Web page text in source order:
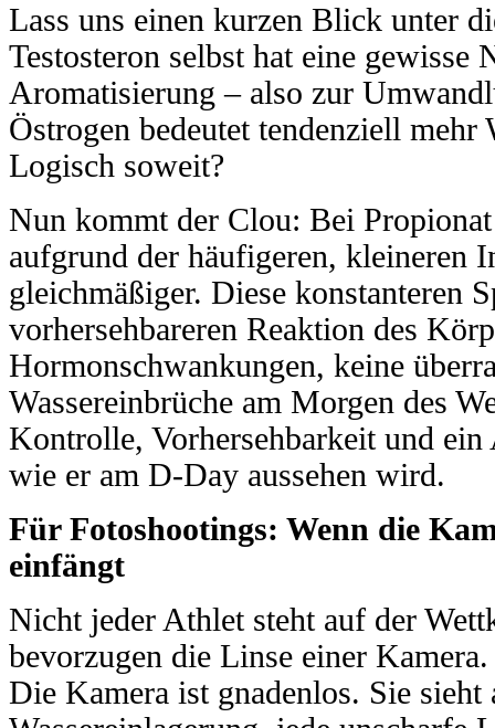
Lass uns einen kurzen Blick unter
Testosteron selbst hat eine gewisse
Aromatisierung – also zur
Östrogen bedeutet tendenziell mehr
Logisch soweit?
Nun kommt der Clou: Bei
aufgrund der häufigeren, kleineren
gleichmäßiger. Diese konstanteren
vorhersehbareren Reaktion des
Hormonschwankungen, keine
Wassereinbrüche am Morgen des
Kontrolle, Vorhersehbarkeit und
wie er am D-Day aussehen wird.
Für Fotoshootings: Wenn die
einfängt
Nicht jeder Athlet steht auf der
bevorzugen die Linse einer
Die Kamera ist gnadenlos. Sie sieht